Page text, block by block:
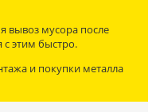
вывоз мусора после
этим быстро.
и покупки металла